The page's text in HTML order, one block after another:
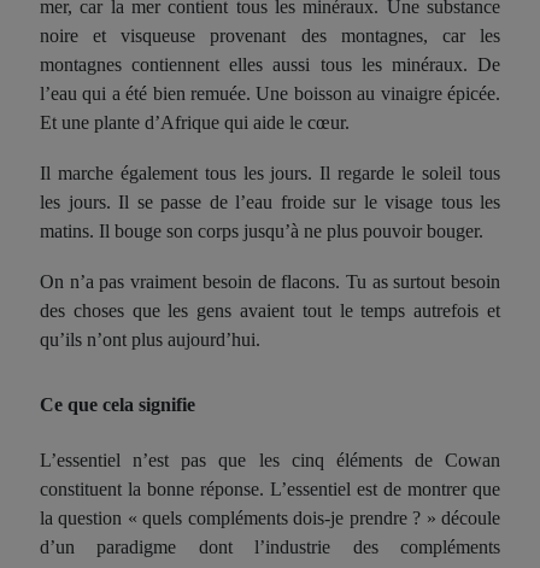
mer, car la mer contient tous les minéraux. Une substance
noire et visqueuse provenant des montagnes, car les
montagnes contiennent elles aussi tous les minéraux. De
l’eau qui a été bien remuée. Une boisson au vinaigre épicée.
Et une plante d’Afrique qui aide le cœur.
Il marche également tous les jours. Il regarde le soleil tous
les jours. Il se passe de l’eau froide sur le visage tous les
matins. Il bouge son corps jusqu’à ne plus pouvoir bouger.
On n’a pas vraiment besoin de flacons. Tu as surtout besoin
des choses que les gens avaient tout le temps autrefois et
qu’ils n’ont plus aujourd’hui.
Ce que cela signifie
L’essentiel n’est pas que les cinq éléments de Cowan
constituent la bonne réponse. L’essentiel est de montrer que
la question « quels compléments dois-je prendre ? » découle
d’un paradigme dont l’industrie des compléments